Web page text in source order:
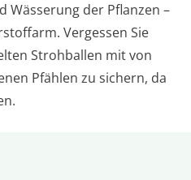
Wässerung der Pflanzen –
Vergessen Sie
Strohballen mit von
Pfählen zu sichern, da